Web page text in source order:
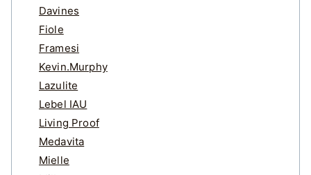
Davines
Fiole
Framesi
Kevin.Murphy
Lazulite
Lebel IAU
Living Proof
Medavita
Mielle